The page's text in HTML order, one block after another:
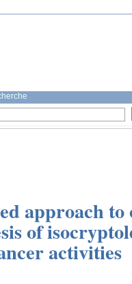
approach to
of
activities